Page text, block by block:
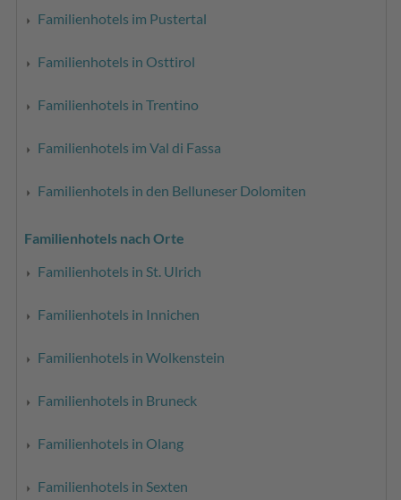
Familienhotels im Pustertal
Familienhotels in Osttirol
Familienhotels in Trentino
Familienhotels im Val di Fassa
Familienhotels in den Belluneser Dolomiten
Familienhotels nach Orte
Familienhotels in St. Ulrich
Familienhotels in Innichen
Familienhotels in Wolkenstein
Familienhotels in Bruneck
Familienhotels in Olang
Familienhotels in Sexten